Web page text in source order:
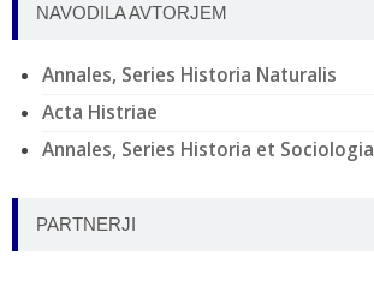
NAVODILA AVTORJEM
Annales, Series Historia Naturalis
Acta Histriae
Annales, Series Historia et Sociologia
PARTNERJI